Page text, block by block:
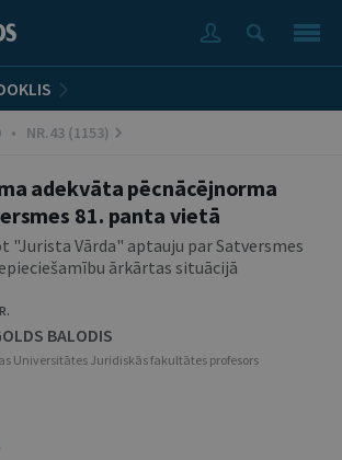
• NR.43 (1153)
adekvāta pēcnācējnorma
81. panta vietā
"Jurista Vārda" aptauju par Satversmes
ārkārtas situācijā
BALODIS
Universitātes Juridiskās fakultātes profesors